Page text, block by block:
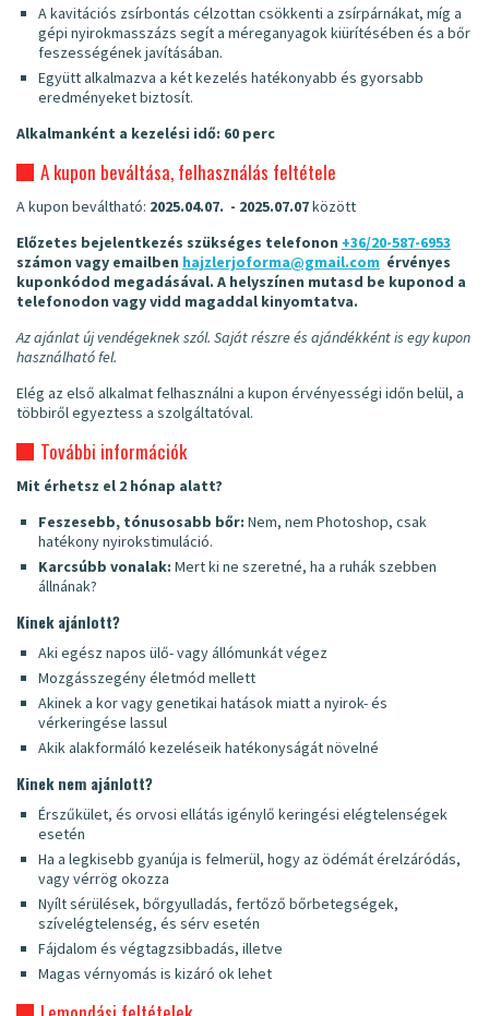
A kavitációs zsírbontás célzottan csökkenti a zsírpárnákat, míg a
gépi nyirokmasszázs segít a méreganyagok kiürítésében és a bőr
feszességének javításában.
Együtt alkalmazva a két kezelés hatékonyabb és gyorsabb
eredményeket biztosít.
Alkalmanként a kezelési idő: 60 perc
A kupon beváltása, felhasználás feltétele
A kupon beváltható: 2025.04.07. - 2025.07.07között
Előzetes bejelentkezés szükséges telefonon +36/20-587-6953
számon vagy emailben hajzlerjoforma@gmail.com érvényes
kuponkódod megadásával. A helyszínen mutasd be kuponod a
telefonodon vagy vidd magaddal kinyomtatva.
Az ajánlat új vendégeknek szól. Saját részre és ajándékként is egy kupon
használható fel.
Elég az első alkalmat felhasználni a kupon érvényességi időn belül, a
többiről egyeztess a szolgáltatóval.
További információk
Mit érhetsz el 2 hónap alatt?
Feszesebb, tónusosabb bőr: Nem, nem Photoshop, csak
hatékony nyirokstimuláció.
Karcsúbb vonalak: Mert ki ne szeretné, ha a ruhák szebben
állnának?
Kinek ajánlott?
Aki egész napos ülő- vagy állómunkát végez
Mozgásszegény életmód mellett
Akinek a kor vagy genetikai hatások miatt a nyirok- és
vérkeringése lassul
Akik alakformáló kezeléseik hatékonyságát növelné
Kinek nem ajánlott?
Érszűkület, és orvosi ellátás igénylő keringési elégtelenségek
esetén
Ha a legkisebb gyanúja is felmerül, hogy az ödémát érelzáródás,
vagy vérrög okozza
Nyílt sérülések, bőrgyulladás, fertőző bőrbetegségek,
szívelégtelenség, és sérv esetén
Fájdalom és végtagzsibbadás, illetve
Magas vérnyomás is kizáró ok lehet